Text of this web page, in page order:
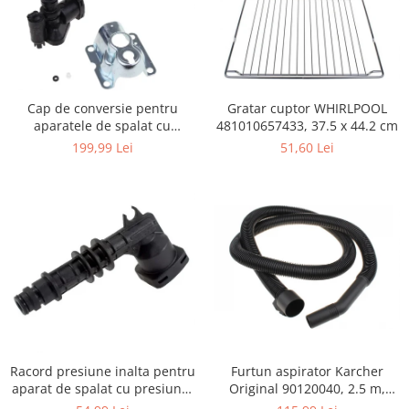
Igiena si ingrijire
Jucarii si Jocuri
Maternitate
Petshop
Accesorii animale de companie
Acvaristica
Castroane si adapatori animale
Mobila si transport animale de
Zgarzi, lese si hamuri
PC, Periferice & Software
Componente PC
Desktop PC & Monitoare
Consumabile
Periferice PC
Cap de conversie pentru
aparatele de spalat cu
presiune KARCHER K
199,99 Lei
Gratar cuptor WHIRLPOOL
481010657433, 37.5 x 44.2 cm
51,60 Lei
Racord presiune inalta pentru
aparat de spalat cu presiune,
Furtun aspirator Karcher
Original 90120040, 2.5 m,